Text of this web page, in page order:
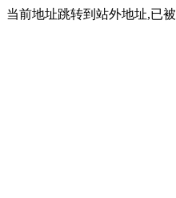
当前地址跳转到站外地址,已